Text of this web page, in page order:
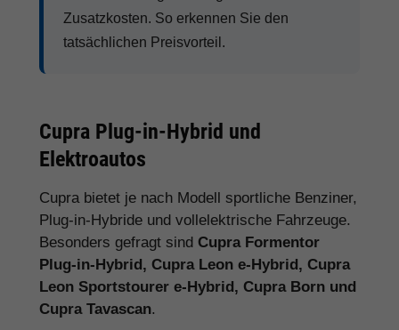
Zusatzkosten. So erkennen Sie den
tatsächlichen Preisvorteil.
Cupra Plug-in-Hybrid und
Elektroautos
Cupra bietet je nach Modell sportliche Benziner,
Plug-in-Hybride und vollelektrische Fahrzeuge.
Besonders gefragt sind Cupra Formentor
Plug-in-Hybrid, Cupra Leon e-Hybrid, Cupra
Leon Sportstourer e-Hybrid, Cupra Born und
Cupra Tavascan.